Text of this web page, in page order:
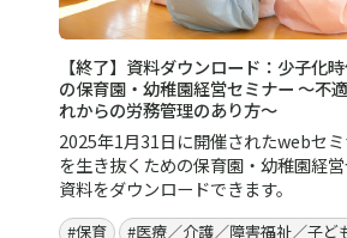
【終了】資料ダウンロード：少子化
の保育園・幼稚園経営セミナー ～不
れからの労務管理のあり方～
2025年1月31日に開催されたwebセ
を生き抜くための保育園・幼稚園経
資料をダウンロードできます。
#保育
#医療／介護／障害福祉／子ど